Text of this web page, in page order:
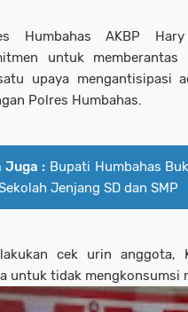
Humbahas AKBP
untuk
upaya mengantisipasi
Polres Humbahas.
Juga : Bupati Humbahas
Jenjang SD dan SMP
cek urin anggota,
untuk tidak mengkonsumsi